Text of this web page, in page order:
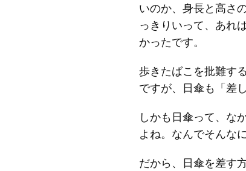
いのか、身長と高さ
っきりいって、あれ
かったです。
歩きたばこを批難す
ですが、日傘も「差
しかも日傘って、な
よね。なんでそんな
だから、日傘を差す